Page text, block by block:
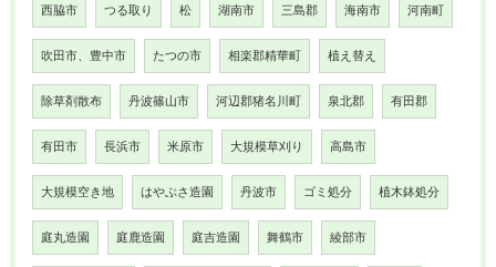
西脇市 つる取り 松 湖南市 三島郡 海南市 河南町
吹田市、豊中市 たつの市 相楽郡精華町 植え替え
除草剤散布 丹波篠山市 河辺郡猪名川町 泉北郡 有田郡
有田市 長浜市 米原市 大規模草刈り 高島市
大規模空き地 はやぶさ造園 丹波市 ゴミ処分 植木鉢処分
庭丸造園 庭鹿造園 庭吉造園 舞鶴市 綾部市